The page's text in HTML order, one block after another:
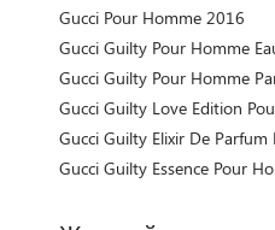
Gucci Pour Homme 2016
Gucci Guilty Pour Homme
Gucci Guilty Pour Homme
Gucci Guilty Love Edition
Gucci Guilty Elixir De
Gucci Guilty Essence Pour